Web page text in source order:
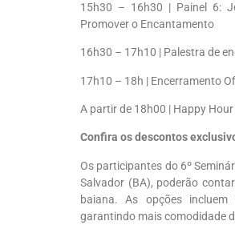
15h30 – 16h30 | Painel 6:
Promover o Encantamento
16h30 – 17h10 | Palestra de
17h10 – 18h | Encerramento
A partir de 18h00 | Happy
Confira os descontos
Os participantes do 6º
Salvador (BA), poderão
baiana. As opções
garantindo mais comodidade